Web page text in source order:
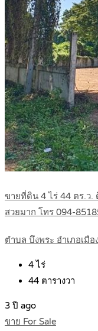
ขายที่ดิน 4 ไร่ 44 ตร.ว.
สวยมาก โทร 094-
ตำบล บึงพระ อำเภอเ
4ไร่
44 ตารางวา
3 ปี ago
ขาย For Sale